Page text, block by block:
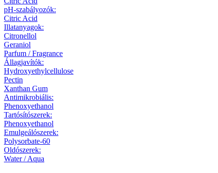
pH-szabályozók:
Citric Acid
Illatanyagok:
Citronellol
Geraniol
Parfum / Fragrance
Állagjavítók:
Hydroxyethylcellulose
Pectin
Xanthan Gum
Antimikrobiális:
Phenoxyethanol
Tartósítószerek:
Phenoxyethanol
Emulgeálószerek:
Polysorbate-60
Oldószerek:
Water / Aqua